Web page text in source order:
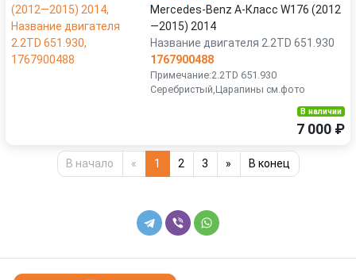
Mercedes-Benz A-Класс W176 (2012
—2015) 2014
Название двигателя 2.2TD 651.930
1767900488
Примечание:2.2TD 651.930
Серебристый,Царапины см.фото
В наличии
7 000 ₽
В начало « 1 2 3 » В конец